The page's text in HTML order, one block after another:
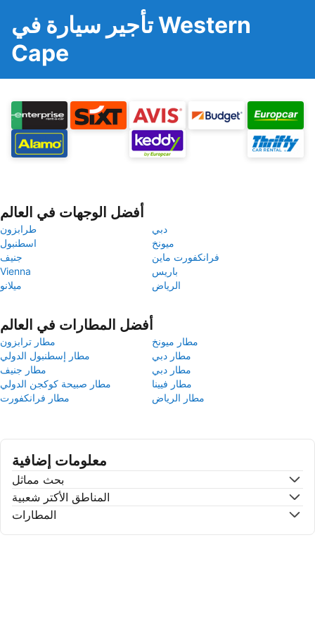
تأجير سيارة في Western
Cape
أفضل الوجهات في العالم
طرابزون
دبي
اسطنبول
ميونخ
جنيف
فرانكفورت ماين
Vienna
باريس
ميلانو
الرياض
أفضل المطارات في العالم
مطار ترابزون
مطار ميونخ
مطار إسطنبول الدولي
مطار دبي
مطار جنيف
مطار دبي
مطار صبيحة كوكجن الدولي
مطار فيينا
مطار فرانكفورت
مطار الرياض
معلومات إضافية
بحث مماثل
المناطق الأكتر شعبية
المطارات